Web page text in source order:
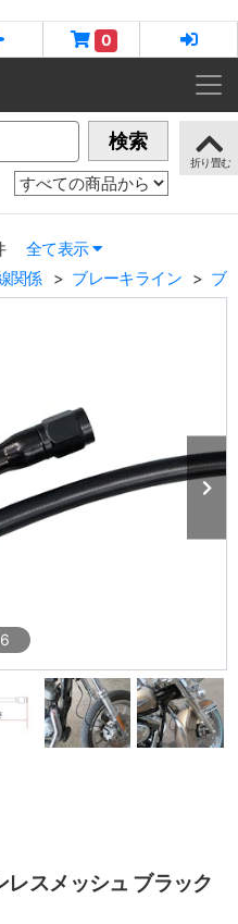
0
検索
全て表示
関係 ブレーキライン ブ
6
スメッシュ ブラック